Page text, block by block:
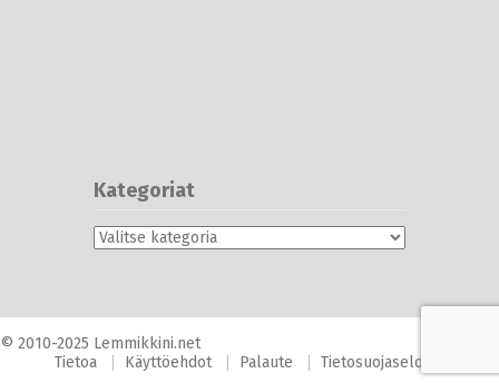
Kategoriat
Kategoriat
© 2010-2025 Lemmikkini.net
Tietoa
Käyttöehdot Palaute Tietosuojaseloste